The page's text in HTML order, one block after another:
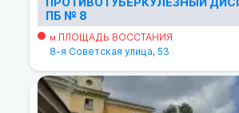
ПБ № 8
м.ПЛОЩАДЬ ВОССТАНИЯ
8-я Советская улица, 53